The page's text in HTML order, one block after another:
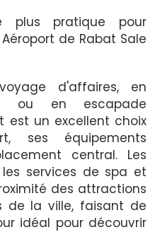
plus pratique pour
de Rabat Sale
d'affaires, en
ou en escapade
est un excellent choix
ses équipements
central. Les
services de spa et
des attractions
de la ville, faisant de
idéal pour découvrir